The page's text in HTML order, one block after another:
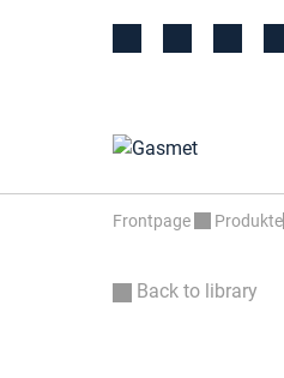
Frontpage Produkte
Back to library